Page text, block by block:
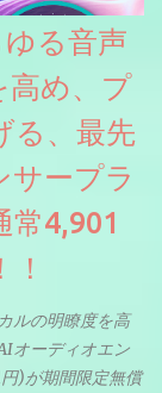
ゆる音声
高め、プ
る、最先
サープラ
常4,901
ルの明瞭度を高
オーディオエン
)が期間限定無償